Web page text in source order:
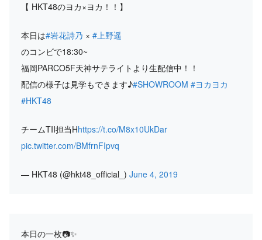
【 HKT48のヨカ×ヨカ！！】
本日は#岩花詩乃 × #上野遥
のコンビで18:30~
福岡PARCO5F天神サテライトより生配信中！！
配信の様子は見学もできます♪#SHOWROOM #ヨカヨカ
#HKT48
チームTII担当Hhttps://t.co/M8x10UkDar
pic.twitter.com/BMfrnFIpvq
— HKT48 (@hkt48_official_) June 4, 2019
本日の一枚📷✨